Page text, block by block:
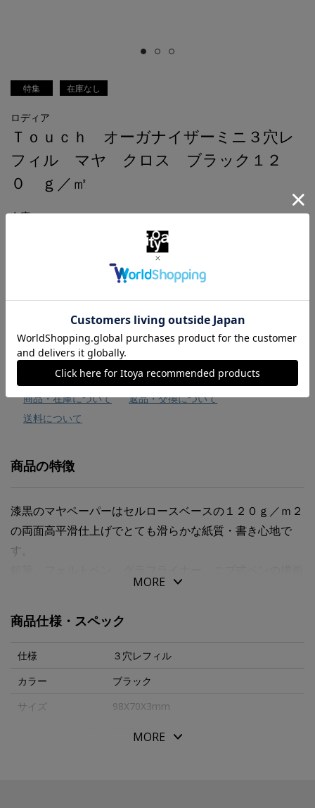
特集 在庫なし
ロディア
Ｔｏｕｃｈ オーガナイザーミニ３穴レ
フィル マヤ クロス ブラック１２
０ ｇ／㎡
在庫：×
お気に入りに追加
商品・在庫について
返品・交換について
送料について
商品の特徴
漆黒のマヤペーパーはセルロースベースの１２０ｇ／ｍ２
の両面高平滑仕上げでとても滑らかな紙質・書き心地で
す。
た紙の為、
連続、重ね筆記や消しゴムの使用後もケバ立ちが少ない紙
です。
３穴オーガナイザー専用レフィル クロス 特厚口 ２０
MORE
商品仕様・スペック
仕様
３穴レフィル
カラー
ブラック
サイズ
98X70X3mm
98X70X3mm
MORE